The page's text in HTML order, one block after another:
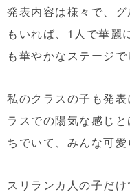
発表内容は様々で、
もいれば、1人で華麗
も華やかなステージで
私のクラスの子も発
ラスでの陽気な感じ
ちでいて、みんな可
スリランカ人の子だ